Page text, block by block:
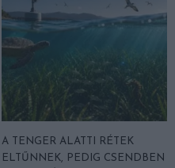
A TENGER ALATTI RÉTEK
ELTŰNNEK, PEDIG CSENDBEN